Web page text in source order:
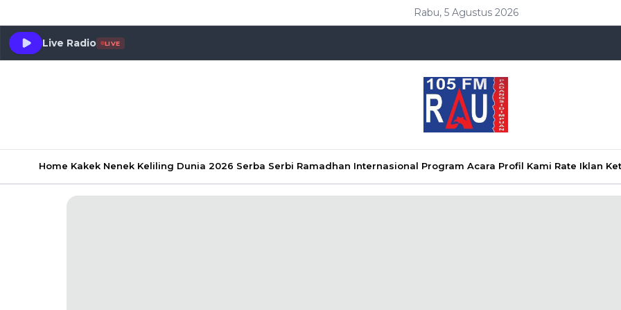
Rabu, 5 Agustus 2026
Live Radio LIVE
Home Kakek Nenek Keliling Dunia 2026 Serba Serbi Ramadhan Internasional Program Acara Profil Kami Rate Iklan